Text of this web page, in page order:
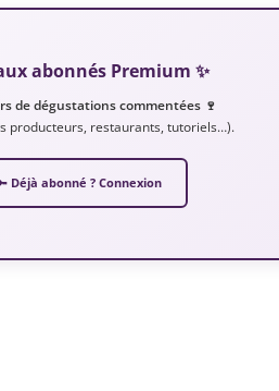
abonnés Premium ✨
de dégustations commentées 🍷
producteurs, restaurants, tutoriels…).
Déjà abonné ? Connexion